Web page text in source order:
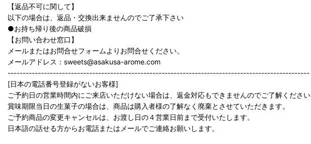
【返品不可に関して】
以下の場合は、返品・交換出来ませんのでご了承下さい
●お持ち帰り後の商品破損
【お問い合わせ窓口】
メールまたはお問合せフォームよりお問合せください。
メールアドレス：sweets@asakusa-arome.com
----------------------------------------------------------------------------------------------------
[日本の電話番号登録がないお客様]
ご予約日の営業時間内にご来店いただけない場合は、返金対応もできませんのでご了解ください
賞味期限当日の生菓子の場合は、商品は購入者様の了解なく廃棄とさせていただきます。
ご予約商品の変更キャンセルは、お渡し日の４営業日前まで受付いたします。
日本語の話せる方からお電話またはメールでご連絡お願いします。